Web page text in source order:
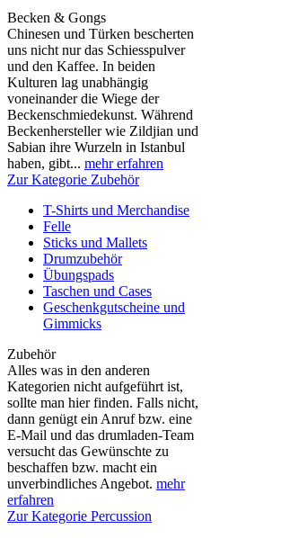
Becken & Gongs
Chinesen und Türken bescherten
uns nicht nur das Schiesspulver
und den Kaffee. In beiden
Kulturen lag unabhängig
voneinander die Wiege der
Beckenschmiedekunst. Während
Beckenhersteller wie Zildjian und
Sabian ihre Wurzeln in Istanbul
haben, gibt... mehr erfahren
Zur Kategorie Zubehör
T-Shirts und Merchandise
Felle
Sticks und Mallets
Drumzubehör
Übungspads
Taschen und Cases
Geschenkgutscheine und
Gimmicks
Zubehör
Alles was in den anderen
Kategorien nicht aufgeführt ist,
sollte man hier finden. Falls nicht,
dann genügt ein Anruf bzw. eine
E-Mail und das drumladen-Team
versucht das Gewünschte zu
beschaffen bzw. macht ein
unverbindliches Angebot. mehr
erfahren
Zur Kategorie Percussion